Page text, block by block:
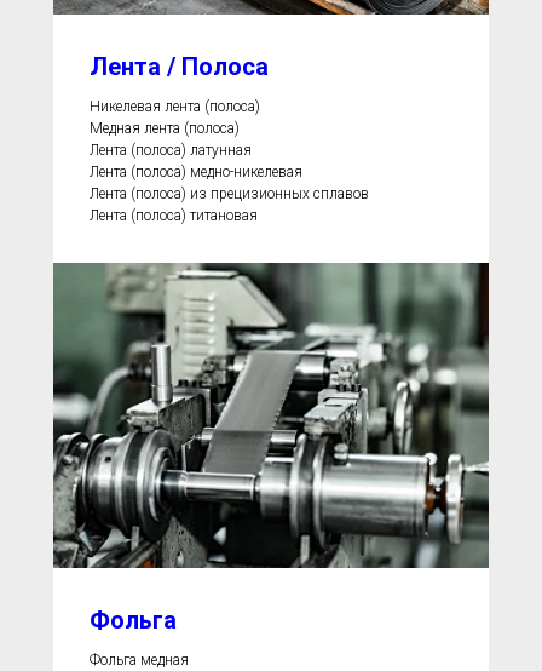
Лента / Полоса
Никелевая лента (полоса)
Медная лента (полоса)
Лента (полоса) латунная
Лента (полоса) медно-никелевая
Лента (полоса) из прецизионных сплавов
Лента (полоса) титановая
Фольга
Фольга медная